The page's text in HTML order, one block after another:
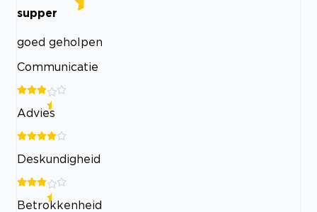
supper
goed geholpen
Communicatie
Advies
Deskundigheid
Betrokkenheid